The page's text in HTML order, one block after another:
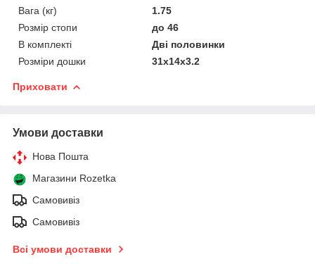
Вага (кг)
1.75
Розмір стопи
до 46
В комплекті
Дві половинки
Розміри дошки
31х14х3.2
Приховати
Умови доставки
Нова Пошта
Магазини Rozetka
Самовивіз
Самовивіз
Всі умови доставки